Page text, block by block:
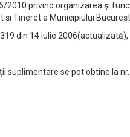
2010 privind organizarea şi
şi Tineret a Municipiului
319 din 14 iulie
se pot obtine la nr.